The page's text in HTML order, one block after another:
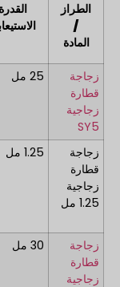
الطراز
/
المادة
القدرة
زجاجة
قطارة
زجاجية
SY5
25 مل
زجاجة
قطارة
زجاجية
1.25 مل
1.25 مل
زجاجة
قطارة
زجاجية
30 مل